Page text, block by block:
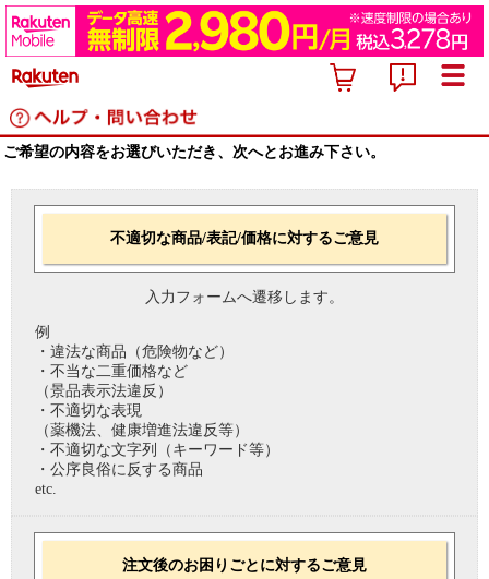
ご希望の内容をお選びいただき、次へとお進み下さい。
不適切な商品/表記/価格に対するご意見
入力フォームへ遷移します。
例
・違法な商品（危険物など）
・不当な二重価格など
（景品表示法違反）
・不適切な表現
（薬機法、健康増進法違反等）
・不適切な文字列（キーワード等）
・公序良俗に反する商品
etc.
注文後のお困りごとに対するご意見